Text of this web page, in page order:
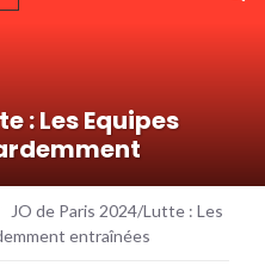
: Les Equipes
JO de Paris 2024/Lutte : Les
entraînées